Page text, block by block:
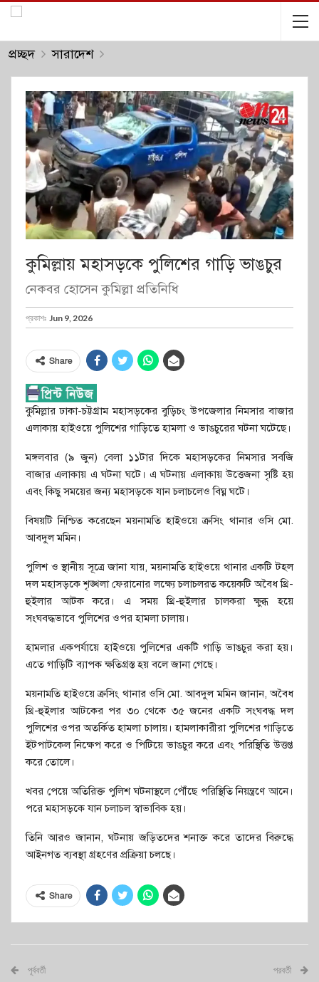
প্রচ্ছদ সারাদেশ
কুমিল্লায় মহাসড়কে পুলিশের গাড়ি ভাঙচুর
নেকবর হোসেন কুমিল্লা প্রতিনিধি
প্রকাশঃ Jun 9, 2026
Share
কুমিল্লার ঢাকা-চট্টগ্রাম মহাসড়কের বুড়িচং উপজেলার নিমসার বাজার
এলাকায় হাইওয়ে পুলিশের গাড়িতে হামলা ও ভাঙচুরের ঘটনা ঘটেছে।
মঙ্গলবার (৯ জুন) বেলা ১১টার দিকে মহাসড়কের নিমসার সবজি
বাজার এলাকায় এ ঘটনা ঘটে। এ ঘটনায় এলাকায় উত্তেজনা সৃষ্টি হয়
এবং কিছু সময়ের জন্য মহাসড়কে যান চলাচলেও বিঘ্ন ঘটে।
বিষয়টি নিশ্চিত করেছেন ময়নামতি হাইওয়ে ক্রসিং থানার ওসি মো.
আবদুল মমিন।
পুলিশ ও স্থানীয় সূত্রে জানা যায়, ময়নামতি হাইওয়ে থানার একটি টহল
দল মহাসড়কে শৃঙ্খলা ফেরানোর লক্ষ্যে চলাচলরত কয়েকটি অবৈধ থ্রি-
হুইলার আটক করে। এ সময় থ্রি-হুইলার চালকরা ক্ষুব্ধ হয়ে
সংঘবদ্ধভাবে পুলিশের ওপর হামলা চালায়।
হামলার একপর্যায়ে হাইওয়ে পুলিশের একটি গাড়ি ভাঙচুর করা হয়।
এতে গাড়িটি ব্যাপক ক্ষতিগ্রস্ত হয় বলে জানা গেছে।
ময়নামতি হাইওয়ে ক্রসিং থানার ওসি মো. আবদুল মমিন জানান, অবৈধ
থ্রি-হুইলার আটকের পর ৩০ থেকে ৩৫ জনের একটি সংঘবদ্ধ দল
পুলিশের ওপর অতর্কিত হামলা চালায়। হামলাকারীরা পুলিশের গাড়িতে
ইটপাটকেল নিক্ষেপ করে ও পিটিয়ে ভাঙচুর করে এবং পরিস্থিতি উত্তপ্ত
করে তোলে।
খবর পেয়ে অতিরিক্ত পুলিশ ঘটনাস্থলে পৌঁছে পরিস্থিতি নিয়ন্ত্রণে আনে।
পরে মহাসড়কে যান চলাচল স্বাভাবিক হয়।
তিনি আরও জানান, ঘটনায় জড়িতদের শনাক্ত করে তাদের বিরুদ্ধে
আইনগত ব্যবস্থা গ্রহণের প্রক্রিয়া চলছে।
Share
পূর্ববর্তী পরবর্তী